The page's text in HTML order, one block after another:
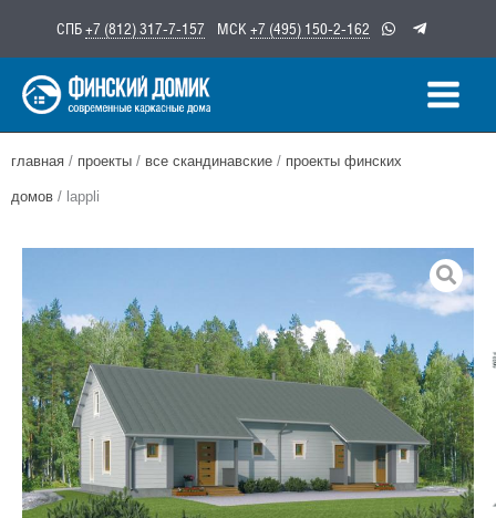
содержимому
СПБ+7 (812) 317-7-157 МСК +7 (495) 150-2-162
главная / проекты / все скандинавские / проекты финских
домов / lappli